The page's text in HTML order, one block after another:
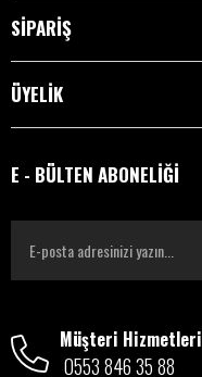
SİPARİŞ
ÜYELİK
E - BÜLTEN ABONELİĞİ
Müşteri Hizmetleri
0553 846 35 88